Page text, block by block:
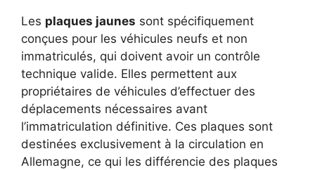
Les plaques jaunes sont spécifiquement
conçues pour les véhicules neufs et non
immatriculés, qui doivent avoir un contrôle
technique valide. Elles permettent aux
propriétaires de véhicules d’effectuer des
déplacements nécessaires avant
l’immatriculation définitive. Ces plaques sont
destinées exclusivement à la circulation en
Allemagne, ce qui les différencie des plaques